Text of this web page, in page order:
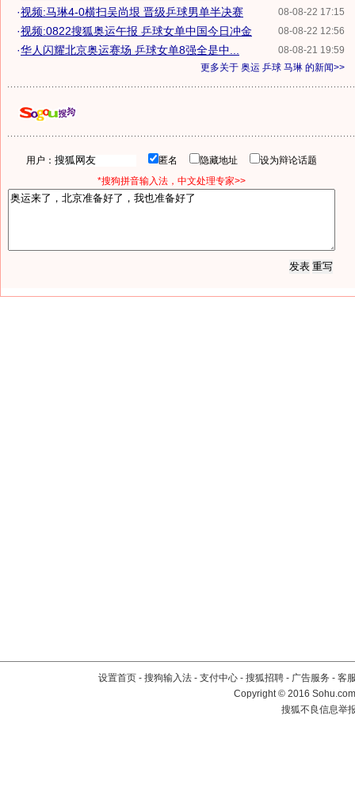
08-08-22 17:15
·视频:马琳4-0横扫吴尚垠 晋级乒球男单半决赛
08-08-22 12:56
·视频:0822搜狐奥运午报 乒球女单中国今日冲金
08-08-21 19:59
·华人闪耀北京奥运赛场 乒球女单8强全是中...
更多关于 奥运 乒球 马琳 的新闻>>
用户： 匿名 隐藏地址
设为辩论话题
*搜狗拼音输入法，中文处理专家>>
设置首页 - 搜狗输入法 - 支付中心 - 搜狐招聘 - 广告服务 - 客
Copyright©2016
搜狐不良信息举